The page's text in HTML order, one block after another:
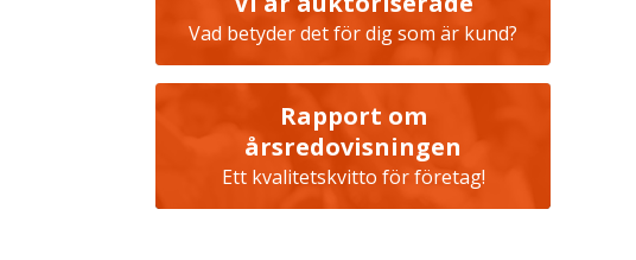
Vad betyder det för dig som är kund?
Rapport om
årsredovisningen
Ett kvalitetskvitto för företag!